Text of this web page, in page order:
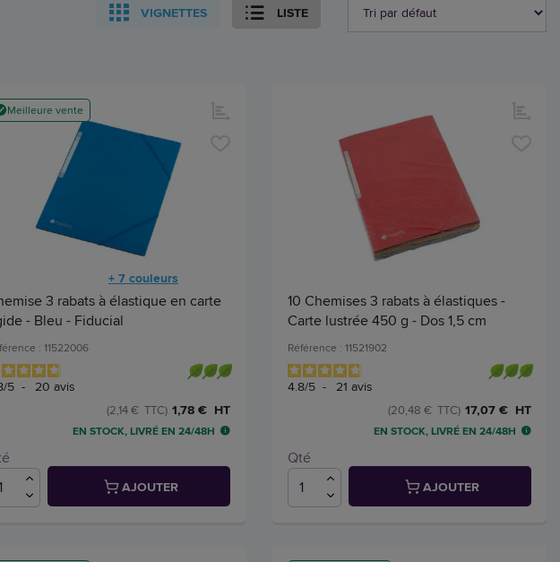
VIGNETTES LISTE
Meilleure vente
+ 7 couleurs
3 rabats à élastique en carte
- Bleu - Fiducial
: 11522006
/5 - 20 avis
1,78 € HT
(2,14 € TTC)
EN STOCK, LIVRÉ EN 24/48H
AJOUTER
10 Chemises 3 rabats à élastiques -
Carte lustrée 450 g - Dos 1,5 cm
Référence : 11521902
4.8/5 - 21 avis
17,07 € HT
(20,48 € TTC)
EN STOCK, LIVRÉ EN 24/48H
Qté
AJOUTER